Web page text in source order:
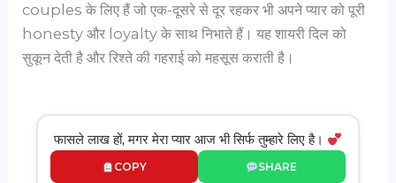
couples के लिए हैं जो एक-दूसरे से दूर रहकर भी अपने प्यार को पूरी
honesty और loyalty के साथ निभाते हैं। यह शायरी दिल को
सुकून देती है और रिश्ते की गहराई को महसूस कराती है।
फासले लाख हों, मगर मेरा प्यार आज भी सिर्फ तुम्हारे लिए है।
COPY SHARE